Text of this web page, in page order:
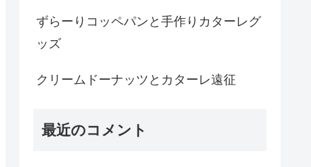
ずらーりコッペパンと手作りカターレグ
ッズ
クリームドーナッツとカターレ遠征
最近のコメント